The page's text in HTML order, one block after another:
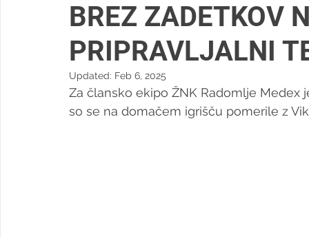
BREZ ZADETKOV
PRIPRAVLJALNI
Updated: Feb 6, 2025
Za člansko ekipo ŽNK Radomlje
so se na domačem igrišču pomerile z